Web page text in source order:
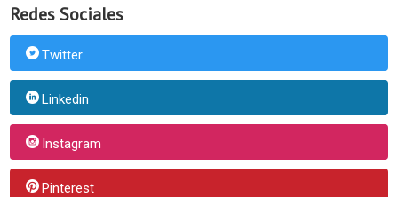
Redes Sociales
Twitter
Linkedin
Instagram
Pinterest